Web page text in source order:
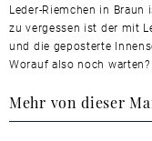
Leder-Riemchen in
zu vergessen ist der mit
und die geposterte
Worauf also noch warten?
Mehr von dieser